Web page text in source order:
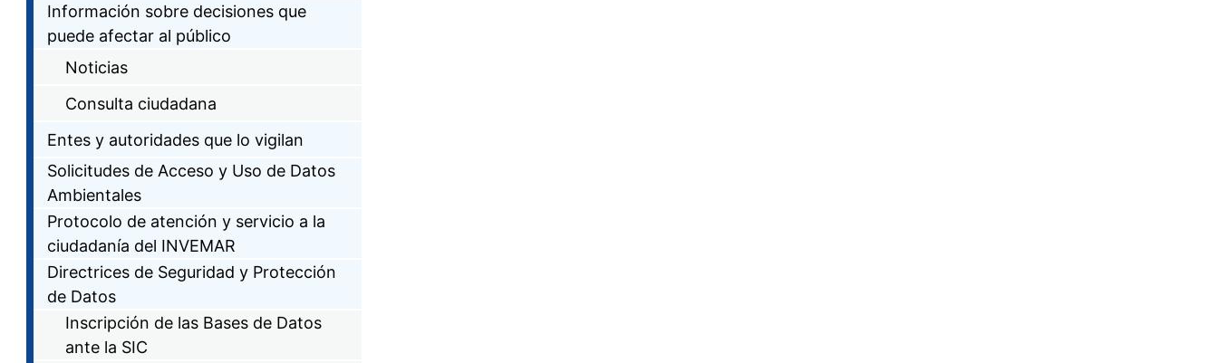
Información sobre decisiones que
puede afectar al público
Noticias
Consulta ciudadana
Entes y autoridades que lo vigilan
Solicitudes de Acceso y Uso de Datos
Ambientales
Protocolo de atención y servicio a la
ciudadanía del INVEMAR
Directrices de Seguridad y Protección
de Datos
Inscripción de las Bases de Datos
ante la SIC